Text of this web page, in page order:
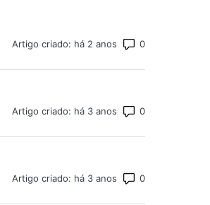
Artigo criado: há 2 anos Número total
Artigo criado: há 3 anos Número total
Artigo criado: há 3 anos Número total